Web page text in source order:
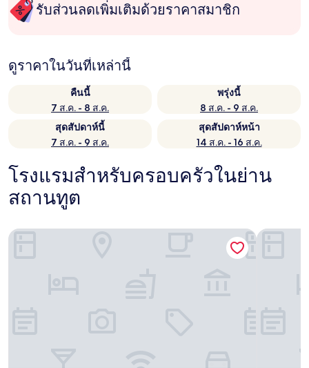
รับส่วนลดเพิ่มเติมด้วยราคาสมาชิก
ดูราคาในวันที่เหล่านี้
คืนนี้
7 ส.ค. - 8 ส.ค.
พรุ่งนี้
8 ส.ค. - 9 ส.ค.
สุดสัปดาห์นี้
7 ส.ค. - 9 ส.ค.
สุดสัปดาห์หน้า
14 ส.ค. - 16 ส.ค.
โรงแรมสำหรับครอบครัวในย่าน
สถานทูต
โรงแรมเดอะ คอตตอน ศาลาแดง ฮอลิเดย์ อิ